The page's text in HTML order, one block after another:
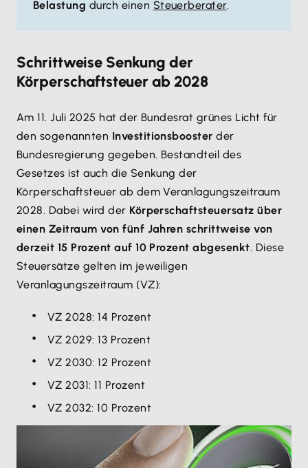
Belastung durch einen Steuerberater.
Schrittweise Senkung der
Körperschaftsteuer ab 2028
Am 11. Juli 2025 hat der Bundesrat grünes Licht für
den sogenannten Investitionsboosterder
Bundesregierung gegeben. Bestandteil des
Gesetzes ist auch die Senkung der
Körperschaftsteuer ab dem Veranlagungszeitraum
2028. Dabei wird der Körperschaftsteuersatz über
einen Zeitraum von fünf Jahren schrittweise von
derzeit 15 Prozent auf 10 Prozent abgesenkt. Diese
Steuersätze gelten im jeweiligen
Veranlagungszeitraum (VZ):
VZ 2028: 14 Prozent
VZ 2029: 13 Prozent
VZ 2030: 12 Prozent
VZ 2031: 11 Prozent
VZ 2032: 10 Prozent